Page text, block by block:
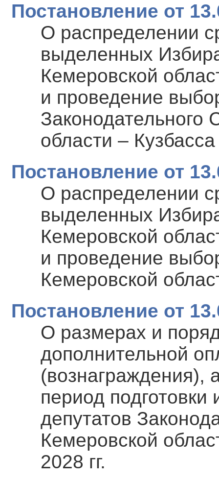
Постановление от
О распределении
выделенных
Кемеровской
и проведение
Законодательного
области –
Постановление от
О распределении
выделенных
Кемеровской
и проведение
Кемеровской
Постановление от
О размерах и
дополнительной
(вознаграждения),
период
депутатов
Кемеровской
2028 гг.